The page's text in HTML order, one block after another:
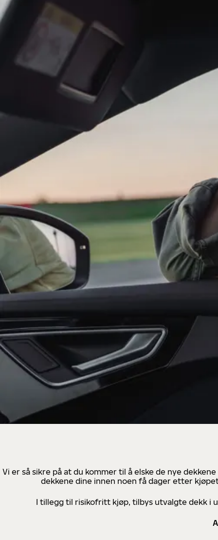
Vi er så sikre på at du kommer til å elske de nye
dekkene dine innen noen få dager etter
I tillegg til risikofritt kjøp, tilbys utvalgte dekk i